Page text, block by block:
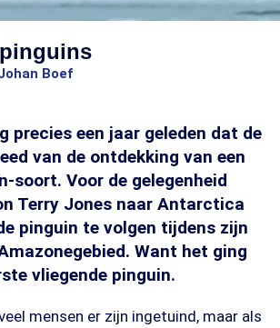
Boef
precies een jaar geleden dat de
van de ontdekking van een
soort. Voor de gelegenheid
Terry Jones naar Antarctica
pinguin te volgen tijdens zijn
Want het ging
vliegende pinguin.
mensen er zijn ingetuind, maar als